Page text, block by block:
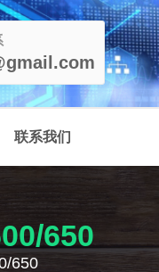
联系我们
650
650